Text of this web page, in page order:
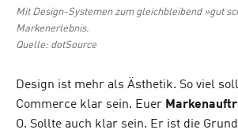
Mit Design-Systemen zum gleichbleibend »gut
Markenerlebnis.
Quelle: dotSource
Design ist mehr als Ästhetik. So viel
Commerce klar sein. Euer
O. Sollte auch klar sein. Er ist die